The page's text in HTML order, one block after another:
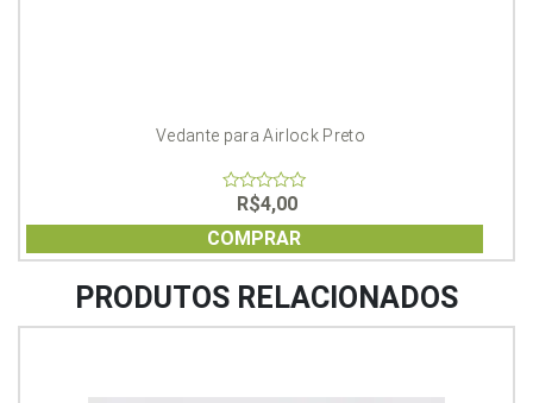
Vedante para Airlock Preto
of
5
R$4,00
COMPRAR
PRODUTOS RELACIONADOS